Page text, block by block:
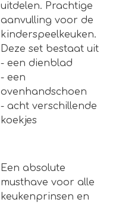
uitdelen. Prachtige
aanvulling voor de
kinderspeelkeuken.
Deze set bestaat uit
- een dienblad
- een
ovenhandschoen
- acht verschillende
koekjes
Een absolute
musthave voor alle
keukenprinsen en